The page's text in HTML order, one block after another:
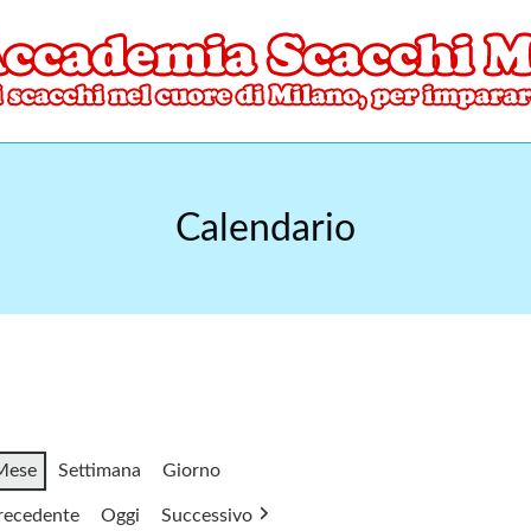
di Milano
Calendario
Settimana Giorno
Oggi Successivo